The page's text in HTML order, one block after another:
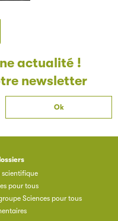
actualité !
newsletter
scientifique
pour tous
Sciences pour tous
et ouvert à tous les